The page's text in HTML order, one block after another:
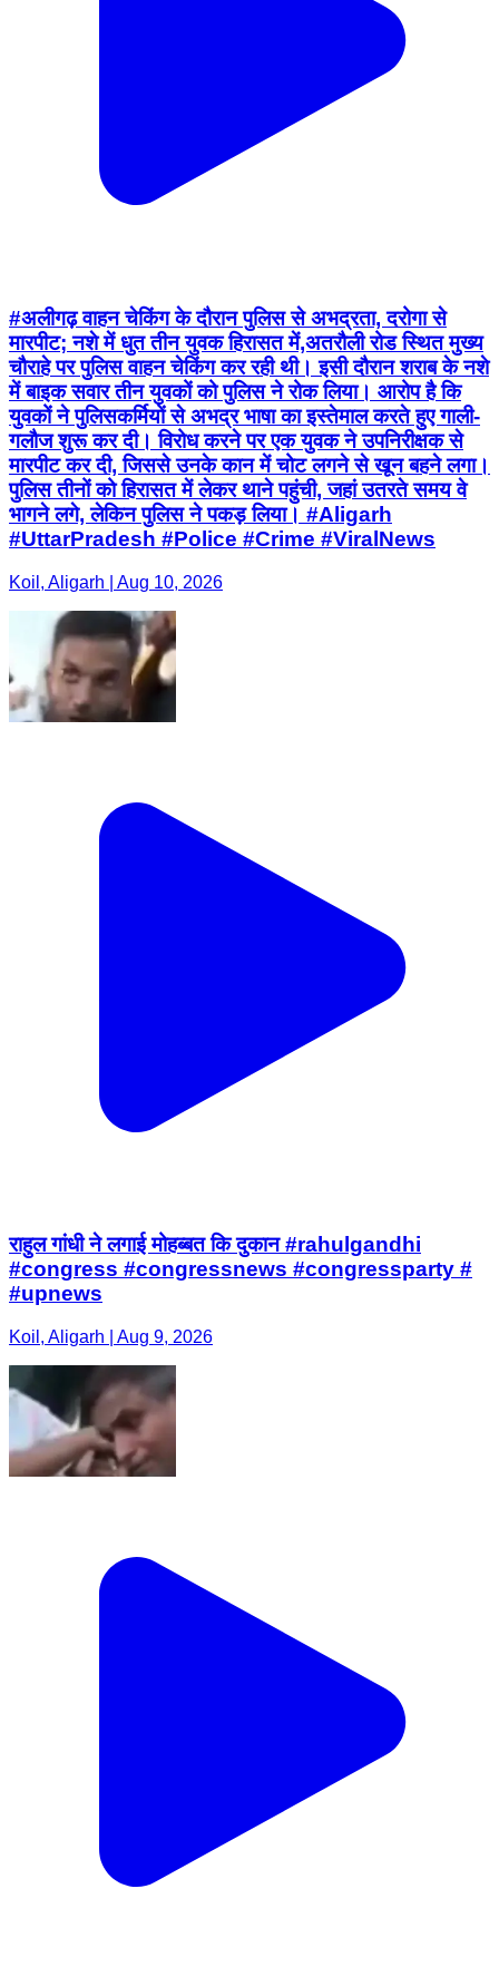
#अलीगढ़ वाहन चेकिंग के दौरान पुलिस से अभद्रता, दरोगा से
मारपीट; नशे में धुत तीन युवक हिरासत में,अतरौली रोड स्थित मुख्य
चौराहे पर पुलिस वाहन चेकिंग कर रही थी। इसी दौरान शराब के नशे
में बाइक सवार तीन युवकों को पुलिस ने रोक लिया। आरोप है कि
युवकों ने पुलिसकर्मियों से अभद्र भाषा का इस्तेमाल करते हुए गाली-
गलौज शुरू कर दी। विरोध करने पर एक युवक ने उपनिरीक्षक से
मारपीट कर दी, जिससे उनके कान में चोट लगने से खून बहने लगा।
पुलिस तीनों को हिरासत में लेकर थाने पहुंची, जहां उतरते समय वे
भागने लगे, लेकिन पुलिस ने पकड़ लिया। #Aligarh
#UttarPradesh #Police #Crime #ViralNews
Koil, Aligarh | Aug 10, 2026
राहुल गांधी ने लगाई मोहब्बत कि दुकान #rahulgandhi
#congress #congressnews #congressparty #
#upnews
Koil, Aligarh | Aug 9, 2026